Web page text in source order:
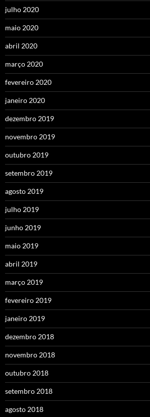
julho 2020
maio 2020
abril 2020
março 2020
fevereiro 2020
janeiro 2020
dezembro 2019
novembro 2019
outubro 2019
setembro 2019
agosto 2019
julho 2019
junho 2019
maio 2019
abril 2019
março 2019
fevereiro 2019
janeiro 2019
dezembro 2018
novembro 2018
outubro 2018
setembro 2018
agosto 2018